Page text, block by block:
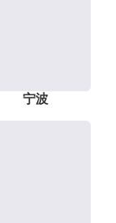
宁波